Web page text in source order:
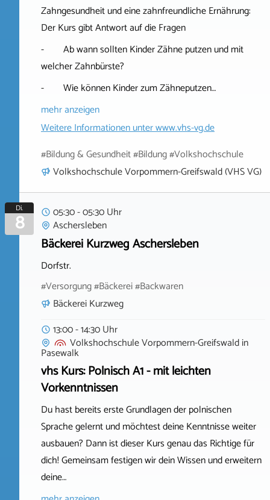
Zahngesundheit und eine zahnfreundliche Ernährung:
Der Kurs gibt Antwort auf die Fragen
- Ab wann sollten Kinder Zähne putzen und mit
welcher Zahnbürste?
- Wie können Kinder zum Zähneputzen…
mehr anzeigen
Weitere Informationen unterwww.vhs-vg.de
#Bildung & Gesundheit #Bildung #Volkshochschule
Volkshochschule Vorpommern-Greifswald (VHS VG)
Di.
8
05:30 - 05:30 Uhr
Aschersleben
Bäckerei Kurzweg Aschersleben
Dorfstr.
#Versorgung #Bäckerei #Backwaren
Bäckerei Kurzweg
13:00 - 14:30 Uhr
Volkshochschule Vorpommern-Greifswaldin
Pasewalk
vhs Kurs: Polnisch A1 - mit leichten
Vorkenntnissen
Du hast bereits erste Grundlagen der polnischen
Sprache gelernt und möchtest deine Kenntnisse weiter
ausbauen? Dann ist dieser Kurs genau das Richtige für
dich! Gemeinsam festigen wir dein Wissen und erweitern
deine…